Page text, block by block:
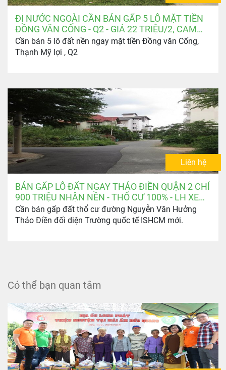
ĐI NƯỚC NGOÀI CẦN BÁN GẤP 5 LÔ MẶT TIỀN
ĐỒNG VĂN CỐNG - Q2 - GIÁ 22 TRIỆU/2, CAM
KẾT MỀM NHẤT THỊ TRƯỜNG
Cần bán 5 lô đất nền ngay mặt tiền Đồng văn Cống,
Thạnh Mỹ lợi , Q2
Liên hệ
BÁN GẤP LÔ ĐẤT NGAY THẢO ĐIỀN QUẬN 2 CHỈ
900 TRIỆU NHẬN NỀN - THỔ CƯ 100% - LH XEM
ĐẤT: 0903.346.674
Cần bán gấp đất thổ cư đường Nguyễn Văn Hưởng
Thảo Điền đối diện Trường quốc tế ISHCM mới.
Có thể bạn quan tâm